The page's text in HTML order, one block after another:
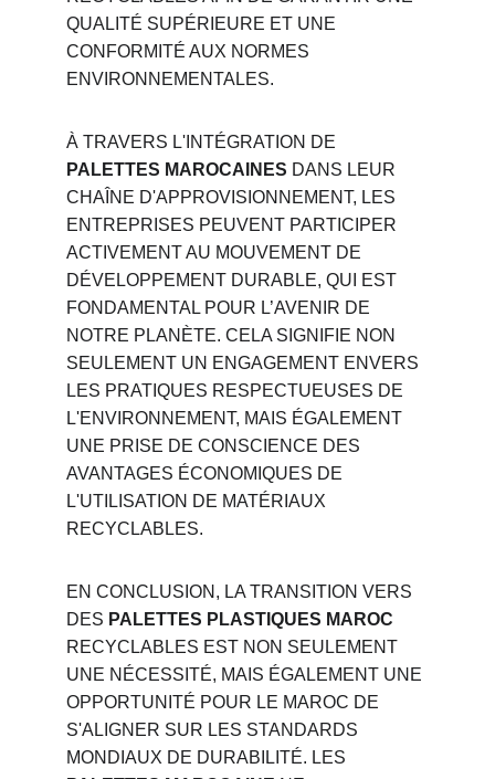
QUALITÉ SUPÉRIEURE ET UNE
CONFORMITÉ AUX NORMES
ENVIRONNEMENTALES.
À TRAVERS L'INTÉGRATION DE
PALETTES MAROCAINES DANS LEUR
CHAÎNE D'APPROVISIONNEMENT, LES
ENTREPRISES PEUVENT PARTICIPER
ACTIVEMENT AU MOUVEMENT DE
DÉVELOPPEMENT DURABLE, QUI EST
FONDAMENTAL POUR L’AVENIR DE
NOTRE PLANÈTE. CELA SIGNIFIE NON
SEULEMENT UN ENGAGEMENT ENVERS
LES PRATIQUES RESPECTUEUSES DE
L'ENVIRONNEMENT, MAIS ÉGALEMENT
UNE PRISE DE CONSCIENCE DES
AVANTAGES ÉCONOMIQUES DE
L'UTILISATION DE MATÉRIAUX
RECYCLABLES.
EN CONCLUSION, LA TRANSITION VERS
DES PALETTES PLASTIQUES MAROC
RECYCLABLES EST NON SEULEMENT
UNE NÉCESSITÉ, MAIS ÉGALEMENT UNE
OPPORTUNITÉ POUR LE MAROC DE
S'ALIGNER SUR LES STANDARDS
MONDIAUX DE DURABILITÉ. LES